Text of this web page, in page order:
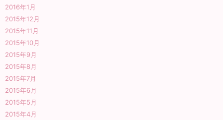
2016年1月
2015年12月
2015年11月
2015年10月
2015年9月
2015年8月
2015年7月
2015年6月
2015年5月
2015年4月